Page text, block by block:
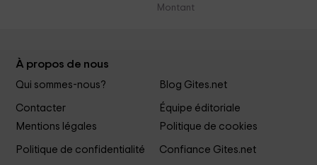
Montant
À propos de nous
Qui sommes-nous? Blog Gites.net
Contacter
Équipe éditoriale
Mentions légales
Politique de cookies
Politique de confidentialité Confiance Gites.net